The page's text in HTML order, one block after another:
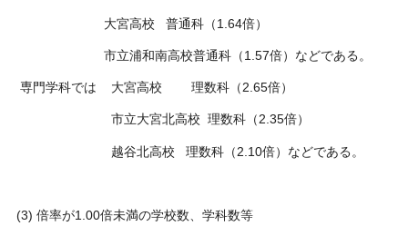
大宮高校 普通科（1.64倍）
市立浦和南高校普通科（1.57倍）などである。
専門学科では 大宮高校 理数科（2.65倍）
市立大宮北高校 理数科（2.35倍）
越谷北高校 理数科（2.10倍）などである。
(3) 倍率が1.00倍未満の学校数、学科数等